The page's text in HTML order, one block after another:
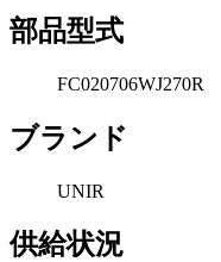
部品型式
FC020706WJ270R
ブランド
UNIR
供給状況